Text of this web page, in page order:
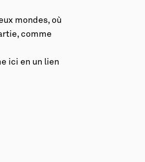
mondes, où
comme
ici en un lien